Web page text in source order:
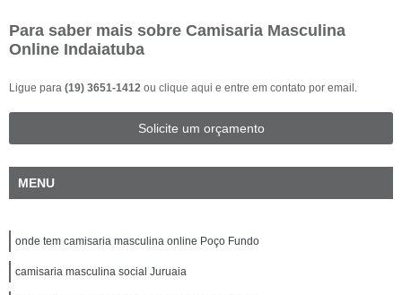
Para saber mais sobre Camisaria Masculina
Online Indaiatuba
Ligue para (19) 3651-1412 ou clique aqui e entre em contato por email.
Solicite um orçamento
MENU
onde tem camisaria masculina online Poço Fundo
camisaria masculina social Juruaia